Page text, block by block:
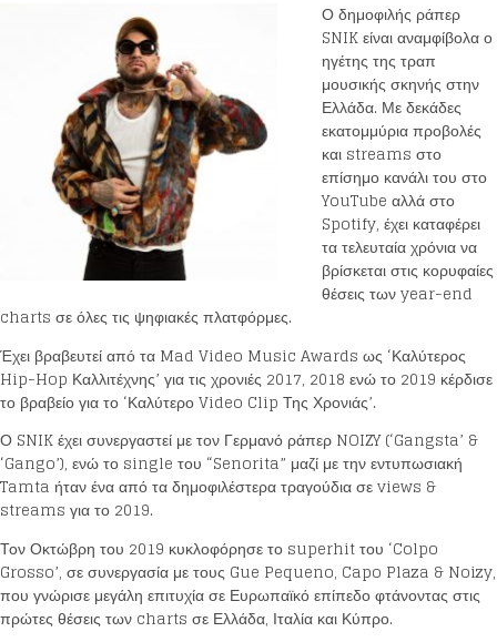
Ο δημοφιλής ράπερ
SNIK είναι αναμφίβολα ο
ηγέτης της τραπ
μουσικής σκηνής στην
Ελλάδα. Με δεκάδες
εκατομμύρια προβολές
και streams στο
επίσημο κανάλι του στο
YouTube αλλά στο
Spotify, έχει καταφέρει
τα τελευταία χρόνια να
βρίσκεται στις κορυφαίες
θέσεις των year-end
charts σε όλες τις ψηφιακές πλατφόρμες.
Έχει βραβευτεί από τα Mad Video Music Awards ως ‘Καλύτερος
Hip-Hop Καλλιτέχνης’ για τις χρονιές 2017, 2018 ενώ το 2019 κέρδισε
το βραβείο για το ‘Καλύτερο Video Clip Της Χρονιάς’.
Ο SNIK έχει συνεργαστεί με τον Γερμανό ράπερ NOIZY (‘Gangsta’ &
‘Gango’), ενώ το single του “Senorita” μαζί με την εντυπωσιακή
Tamta ήταν ένα από τα δημοφιλέστερα τραγούδια σε views &
streams για το 2019.
Τον Οκτώβρη του 2019 κυκλοφόρησε το superhit του ‘Colpo
Grosso’, σε συνεργασία με τους Gue Pequeno, Capo Plaza & Noizy,
που γνώρισε μεγάλη επιτυχία σε Ευρωπαϊκό επίπεδο φτάνοντας στις
πρώτες θέσεις των charts σε Ελλάδα, Ιταλία και Κύπρο.